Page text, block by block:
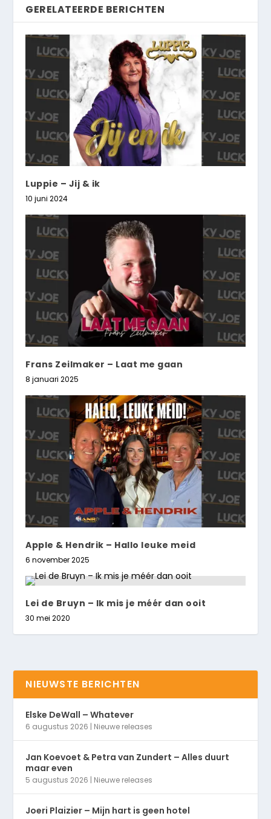
GERELATEERDE BERICHTEN
Luppie – Jij & ik
10 juni 2024
Frans Zeilmaker – Laat me gaan
8 januari 2025
Apple & Hendrik – Hallo leuke meid
6 november 2025
Lei de Bruyn – Ik mis je méér dan ooit
30 mei 2020
NIEUWSTE BERICHTEN
Elske DeWall – Whatever
6 augustus 2026 | Nieuwe releases
Jan Koevoet & Petra van Zundert – Alles duurt
maar even
5 augustus 2026 | Nieuwe releases
Joeri Plaizier – Mijn hart is geen hotel